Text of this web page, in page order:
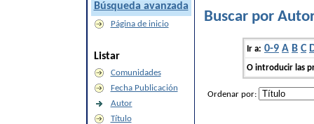
Búsqueda avanzada
Página de inicio
Listar
Comunidades
Fecha Publicación
Autor
Título
Buscar por
Ir a: 0-9 A B C
O introducir las
Ordenar por: